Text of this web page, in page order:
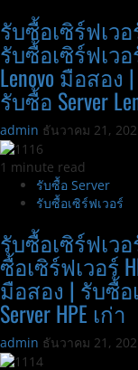
รับซื้อเซิร์ฟเวอ
รับซื้อเซิร์ฟเวอ
Lenovo มือสอง
รับซื้อ Server
admin ธันวาคม 21,
1 minute read
รับซื้อ Server
รับซื้อเซิร์ฟเวอร์
รับซื้อเซิร์ฟเวอ
ซื้อเซิร์ฟเวอร์
มือสอง | รับซื้อ
Server HPE เก่า
admin ธันวาคม 21,